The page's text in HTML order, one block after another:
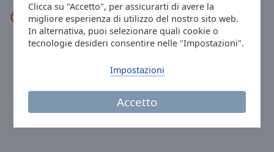
Clicca su "Accetto", per assicurarti di avere la
migliore esperienza di utilizzo del nostro sito web.
In alternativa, puoi selezionare quali cookie o
tecnologie desideri consentire nelle "Impostazioni".
Accetto
Impostazioni
Contatti
Sito:
www.easyanditaly.com
@easyanditaly
08.07.2026